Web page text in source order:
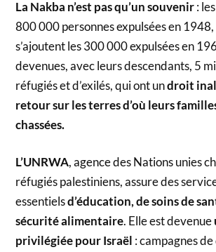
La Nakba n’est pas qu’un souvenir: les
800 000 personnes expulsées en
s’ajoutent les 300 000 expulsées en
devenues, avec leurs descendants, 5
réfugiés et d’exilés, qui ont undroit
retour sur les terres d’où leurs
chassées.
L’UNRWA, agence des Nations unies
réfugiés palestiniens, assure des
essentielsd’éducation, de soins de
sécurité alimentaire. Elle est devenue
privilégiée pour Israël : campagnes